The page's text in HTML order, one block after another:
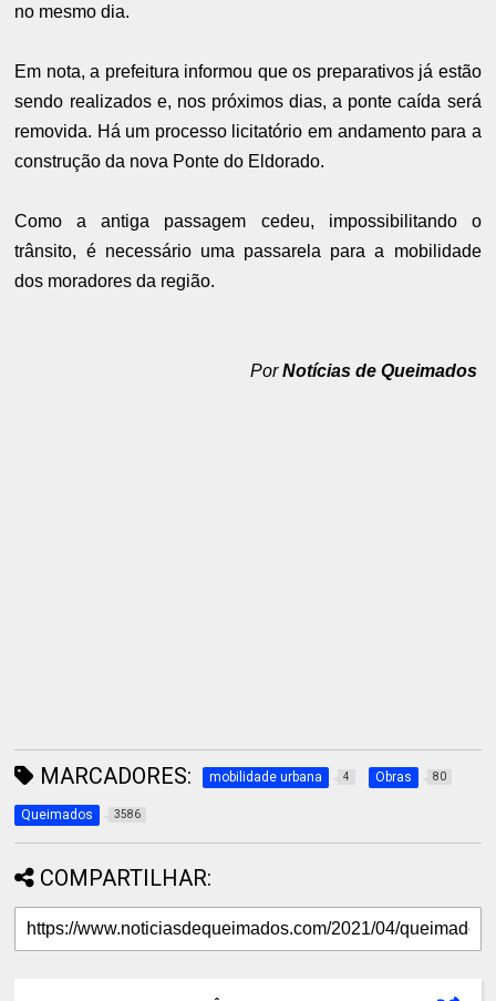
no mesmo dia.
Em nota, a prefeitura informou que os preparativos já estão
sendo realizados e, nos próximos dias, a ponte caída será
removida. Há um processo licitatório em andamento para a
construção da nova Ponte do Eldorado.
Como a antiga passagem cedeu, impossibilitando o
trânsito, é necessário uma passarela para a mobilidade
dos moradores da região.
PorNotícias de Queimados
MARCADORES: mobilidade urbana 4 Obras 80
Queimados 3586
COMPARTILHAR: